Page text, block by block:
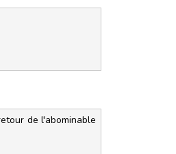
de l'abominable